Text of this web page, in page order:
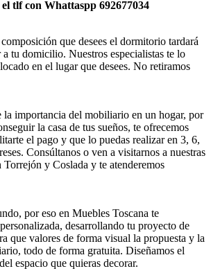
tlf con Whattaspp 692677034
que desees el dormitorio tardará
tu domicilio. Nuestros especialistas te lo
en el lugar que desees. No retiramos
la importancia del mobiliario en un hogar, por
la casa de tus sueños, te ofrecemos
el pago y que lo puedas realizar en 3, 6,
Consúltanos o ven a visitarnos a nuestras
Torrejón y Coslada y te atenderemos
por eso en Muebles Toscana te
desarrollando tu proyecto de
que valores de forma visual la propuesta y la
todo de forma gratuita. Diseñamos el
espacio que quieras decorar.